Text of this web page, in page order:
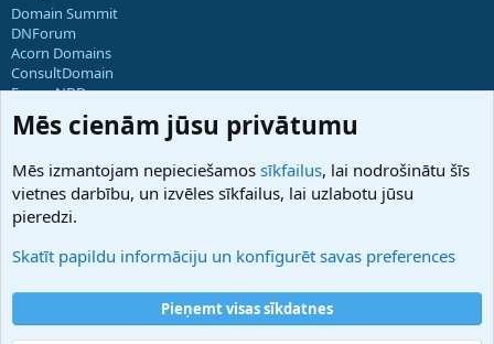
Domain Summit
DNForum
Acorn Domains
ConsultDomain
ForumNDD
Domainforum.ro
27.be
Hostmaria
Atbalsts
Palīdzība
Noteikumi un nosacījumi
Privātuma politika
Mēs cienām jūsu privātumu
Mēs izmantojam nepieciešamos sīkfailus, lai nodrošinātu šīs
vietnes darbību, un izvēles sīkfailus, lai uzlabotu jūsu
pieredzi.
Skatīt papildu informāciju un konfigurēt savas preferences
Pieņemt visas sīkdatnes